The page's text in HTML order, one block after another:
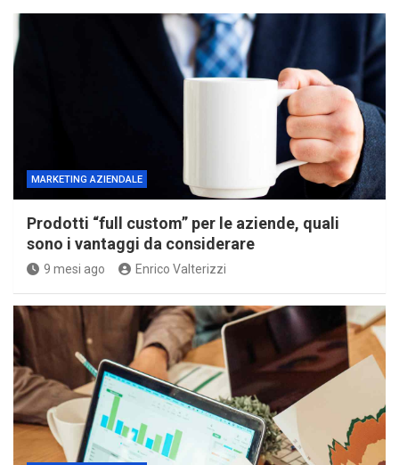
MARKETING AZIENDALE
Prodotti “full custom” per le aziende, quali
sono i vantaggi da considerare
9 mesi ago Enrico Valterizzi